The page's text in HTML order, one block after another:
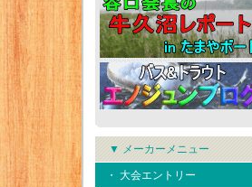
▼ メーカーメニュー
・ 大会エントリー